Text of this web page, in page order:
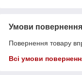
Умови повернення
Повернення товару
Всі умови